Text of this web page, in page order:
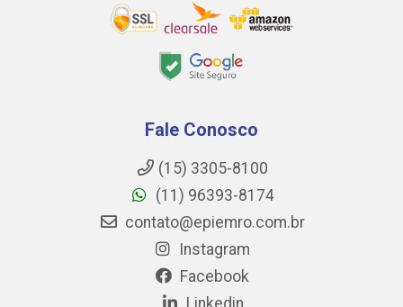
Fale Conosco
(15) 3305-8100
(11) 96393-8174
contato@epiemro.com.br
Instagram
Facebook